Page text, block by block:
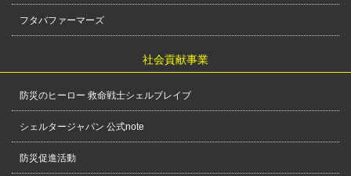
フタバファーマーズ
社会貢献事業
防災のヒーロー 救命戦士シェルブレイブ
シェルタージャパン 公式note
防災促進活動